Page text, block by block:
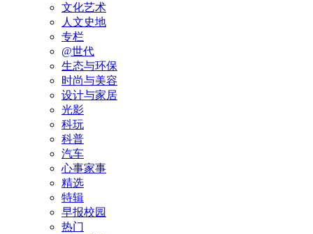
文化艺术
人文史地
专栏
@世代
生态与环保
时尚与美容
设计与家居
光影
科玩
科普
汽车
心事家事
精选
特辑
早报校园
热门